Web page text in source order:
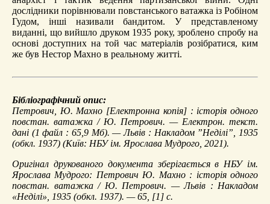
дослідники порівнювали повстанського ватажка із Робіном
Гудом, інші називали бандитом. У представленому
виданні, що вийшло друком 1935 року, зроблено спробу на
основі доступних на той час матеріалів розібратися, ким
же був Нестор Махно в реальному житті.
Бібліографічний опис:
Петрович, Ю. Махно [Електронна копія] : історія одного
повстан. ватажка / Ю. Петрович. — Електрон. текст.
дані (1 файл : 65,9 Мб). — Львів : Накладом ”Неділі”, 1935
(обкл. 1937) (Київ: НБУ ім. Ярослава Мудрого, 2021).
Оригінал друкованого документа зберігається в НБУ ім.
Ярослава Мудрого: Петрович Ю. Махно : історія одного
повстан. ватажка / Ю. Петрович. — Львів : Накладом
«Неділі», 1935 (обкл. 1937). — 65, [1] с.